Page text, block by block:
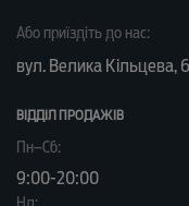
Або приїздіть до нас:
вул. Велика Кільцева,
ВІДДІЛ ПРОДАЖІВ
Пн–Сб:
9:00-20:00